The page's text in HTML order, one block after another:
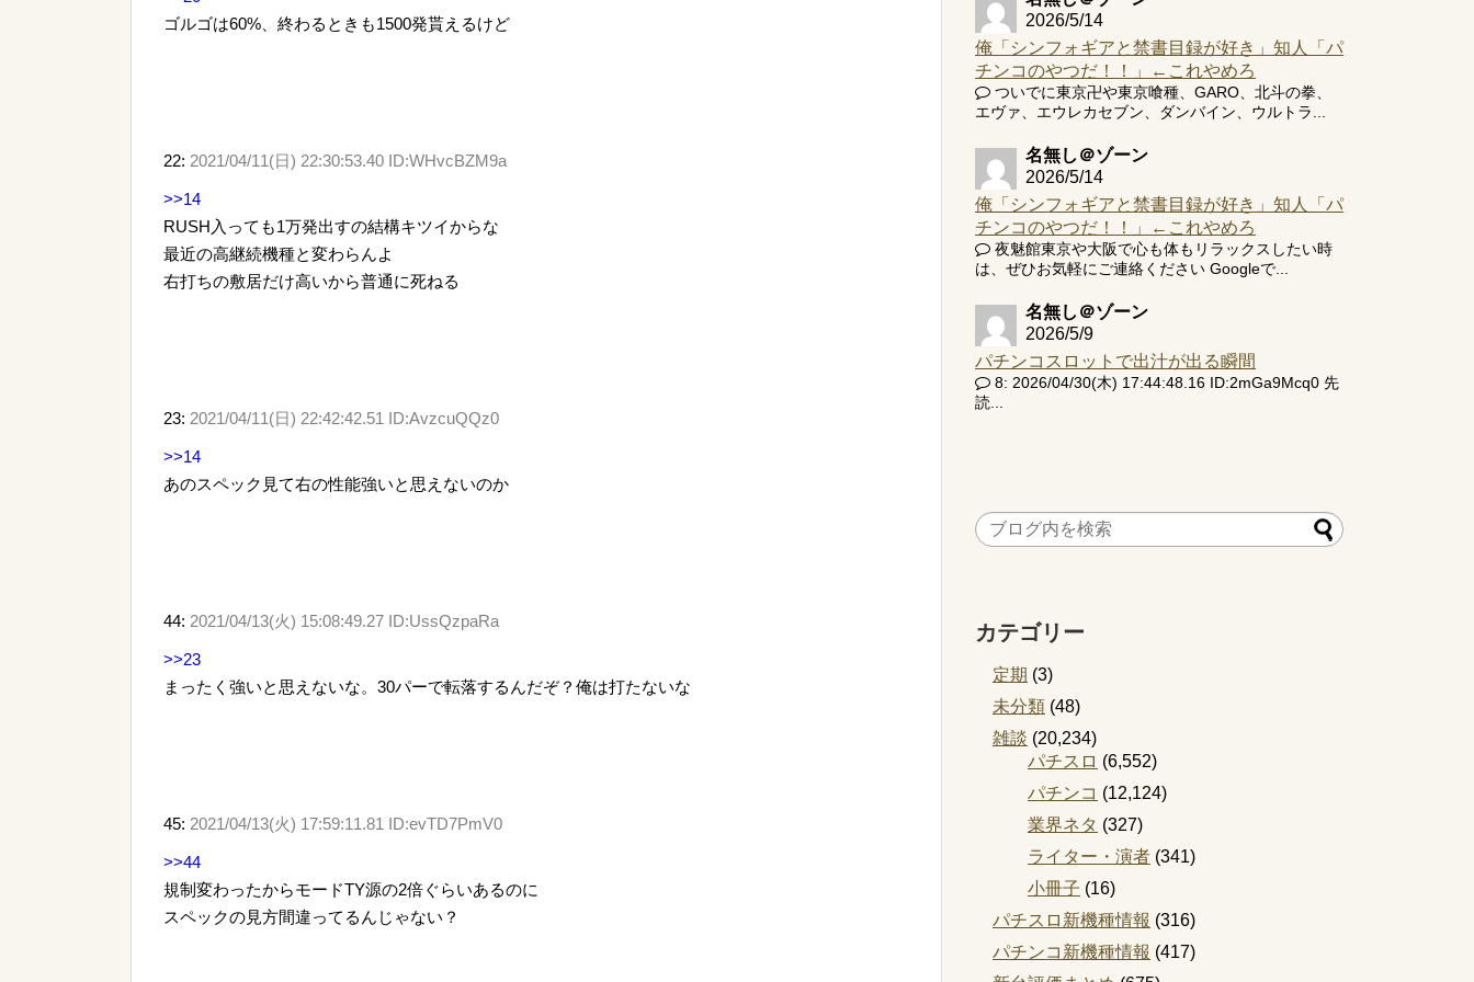
ゴルゴは60%、終わるときも1500発貰えるけど
22: 2021/04/11(日) 22:30:53.40 ID:WHvcBZM9a
>>14
RUSH入っても1万発出すの結構キツイからな
最近の高継続機種と変わらんよ
右打ちの敷居だけ高いから普通に死ねる
23: 2021/04/11(日) 22:42:42.51 ID:AvzcuQQz0
>>14
あのスペック見て右の性能強いと思えないのか
44: 2021/04/13(火) 15:08:49.27 ID:UssQzpaRa
>>23
まったく強いと思えないな。30パーで転落するんだぞ？俺は打たないな
45: 2021/04/13(火) 17:59:11.81 ID:evTD7PmV0
>>44
規制変わったからモードTY源の2倍ぐらいあるのに
スペックの見方間違ってるんじゃない？
2026/5/14
俺「シンフォギアと禁書目録が好き」知人「パ
チンコのやつだ！！」←これやめろ
ついでに東京卍や東京喰種、GARO、北斗の拳、
エヴァ、エウレカセブン、ダンバイン、ウルトラ...
名無し＠ゾーン
2026/5/14
俺「シンフォギアと禁書目録が好き」知人「パ
チンコのやつだ！！」←これやめろ
夜魅館東京や大阪で心も体もリラックスしたい時
は、ぜひお気軽にご連絡ください Googleで...
名無し＠ゾーン
2026/5/9
パチンコスロットで出汁が出る瞬間
8: 2026/04/30(木) 17:44:48.16 ID:2mGa9Mcq0 先
読...
カテゴリー
定期 (3)
未分類 (48)
雑談 (20,234)
パチスロ (6,552)
パチンコ (12,124)
業界ネタ (327)
ライター・演者 (341)
小冊子 (16)
パチスロ新機種情報 (316)
パチンコ新機種情報 (417)